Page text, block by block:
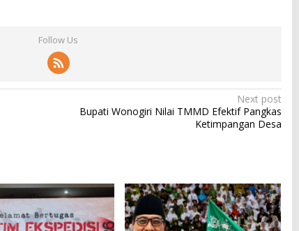
Follow Us
Next post
Bupati Wonogiri Nilai TMMD Efektif Pangkas
Ketimpangan Desa